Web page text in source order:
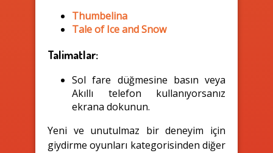
Thumbelina
Tale of Ice and Snow
Talimatlar:
Sol fare düğmesine basın veya
Akıllı telefon kullanıyorsanız
ekrana dokunun.
Yeni ve unutulmaz bir deneyim için
giydirme oyunları kategorisinden diğer